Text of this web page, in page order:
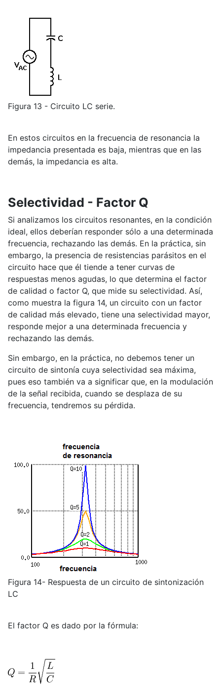
Figura 13 - Circuito LC serie.
En estos circuitos en la frecuencia de resonancia la
impedancia presentada es baja, mientras que en las
demás, la impedancia es alta.
Selectividad - Factor Q
Si analizamos los circuitos resonantes, en la condición
ideal, ellos deberían responder sólo a una determinada
frecuencia, rechazando las demás. En la práctica, sin
embargo, la presencia de resistencias parásitos en el
circuito hace que él tiende a tener curvas de
respuestas menos agudas, lo que determina el factor
de calidad o factor Q, que mide su selectividad. Así,
como muestra la figura 14, un circuito con un factor
de calidad más elevado, tiene una selectividad mayor,
responde mejor a una determinada frecuencia y
rechazando las demás.
Sin embargo, en la práctica, no debemos tener un
circuito de sintonía cuya selectividad sea máxima,
pues eso también va a significar que, en la modulación
de la señal recibida, cuando se desplaza de su
frecuencia, tendremos su pérdida.
Figura 14- Respuesta de un circuito de sintonización
LC
El factor Q es dado por la fórmula: